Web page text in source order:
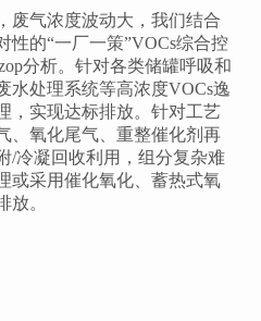
废气浓度波动大，我们结合
性的“一厂一策”VOCs综合控
分析。针对各类储罐呼吸和
水处理系统等高浓度VOCs逸
，实现达标排放。针对工艺
、氧化尾气、重整催化剂再
/冷凝回收利用，组分复杂难
或采用催化氧化、蓄热式氧
放。